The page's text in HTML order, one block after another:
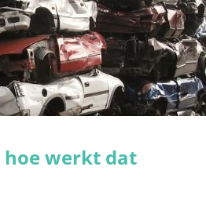
hoe werkt dat